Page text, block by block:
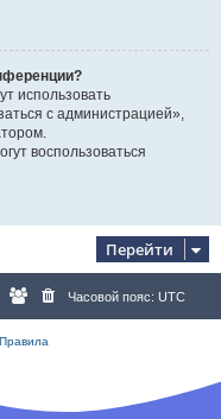
использовать
с администрацией»,
воспользоваться
Перейти
Часовой пояс: UTC
Правила